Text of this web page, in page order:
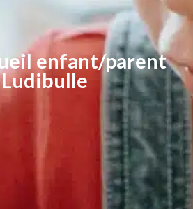
enfant/parent